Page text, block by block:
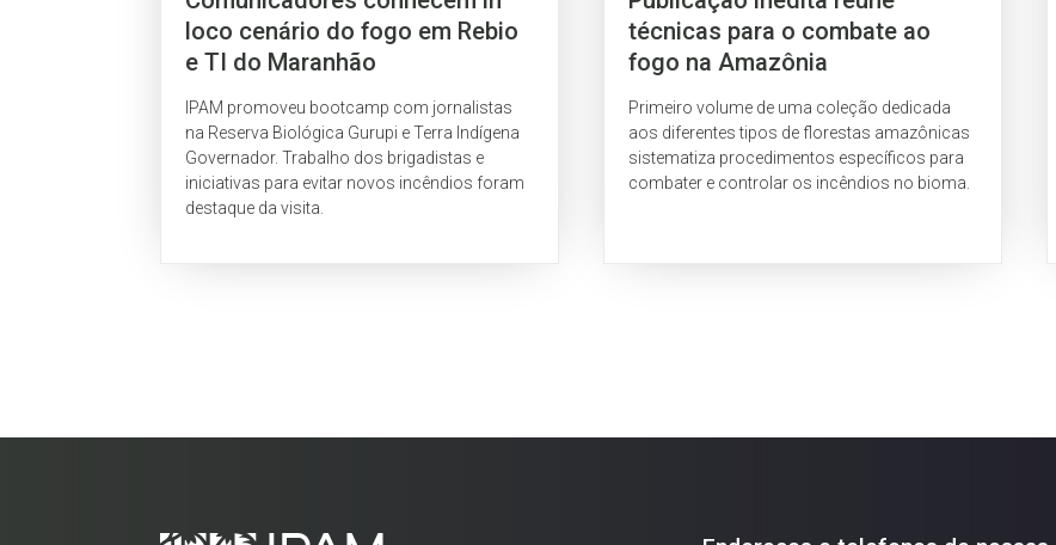
loco cenário do fogo em Rebio
e TI do Maranhão
IPAM promoveu bootcamp com jornalistas
na Reserva Biológica Gurupi e Terra Indígena
Governador. Trabalho dos brigadistas e
iniciativas para evitar novos incêndios foram
destaque da visita.
técnicas para o combate ao
fogo na Amazônia
Primeiro volume de uma coleção dedicada
aos diferentes tipos de florestas amazônicas
sistematiza procedimentos específicos para
combater e controlar os incêndios no bioma.